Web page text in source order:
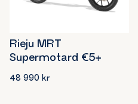
Rieju MRT
Supermotard €5+
48 990 kr